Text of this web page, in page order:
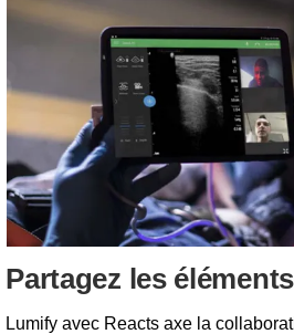
Partagez les
Lumify avec Reacts axe la